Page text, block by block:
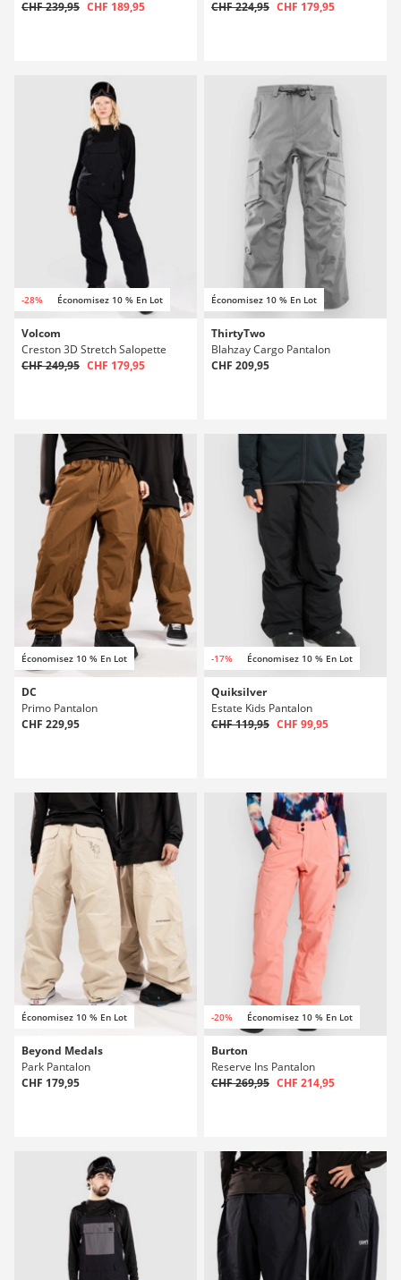
CHF 239,95 CHF 189,95 CHF 224,95 CHF 179,95
-28% Économisez 10 % En Lot
Volcom
Creston 3D Stretch Salopette
CHF 249,95 CHF 179,95
Économisez 10 % En Lot
ThirtyTwo
Blahzay Cargo Pantalon
CHF 209,95
Économisez 10 % En Lot
DC
Primo Pantalon
CHF 229,95
-17% Économisez 10 % En Lot
Quiksilver
Estate Kids Pantalon
CHF 119,95 CHF 99,95
Économisez 10 % En Lot
Beyond Medals
Park Pantalon
CHF 179,95
-20% Économisez 10 % En Lot
Burton
Reserve Ins Pantalon
CHF 269,95 CHF 214,95